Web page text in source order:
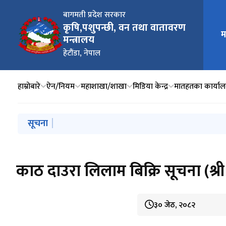
बागमती प्रदेश सरकार
कृषि,पशुपन्छी, वन तथा वातावरण
मन्त्रालय
हेटौंडा, नेपाल
मुख्य
हाम्रोबारे ऐन/नियम महाशाखा/शाखा मिडिया केन्द्र मातहतका
मुख्य नेभिगेसनमा जानुहोस्
सूचना
काठ दाउरा लिलाम बिक्रि सूचना
३० जेठ, २०८२